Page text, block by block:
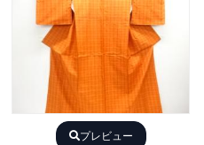
プレビュー